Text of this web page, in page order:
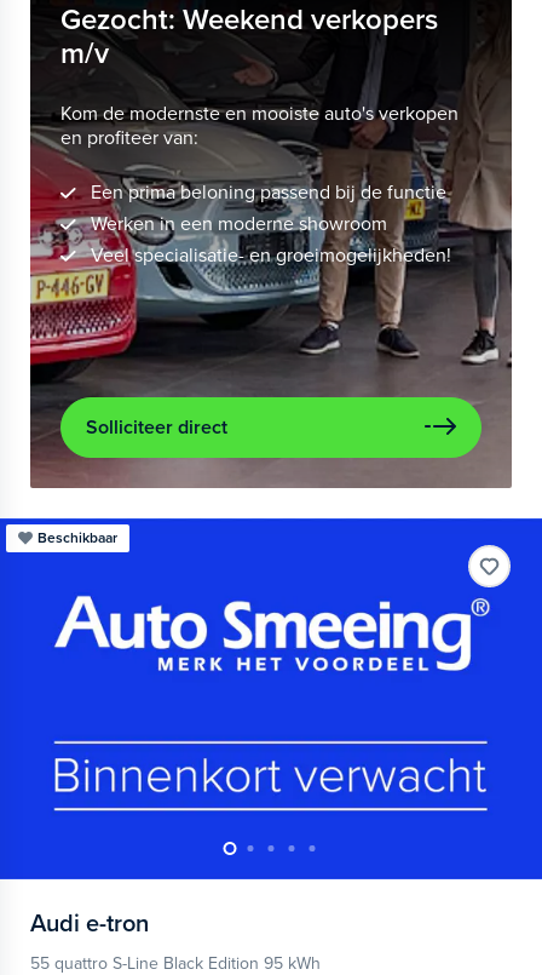
Gezocht: Weekend verkopers
m/v
Kom de modernste en mooiste auto's verkopen
en profiteer van:
Een prima beloning passend bij de functie
Werken in een moderne showroom
Veel specialisatie- en groeimogelijkheden!
Solliciteer direct
Beschikbaar
Audi e-tron
55 quattro S-Line Black Edition 95 kWh